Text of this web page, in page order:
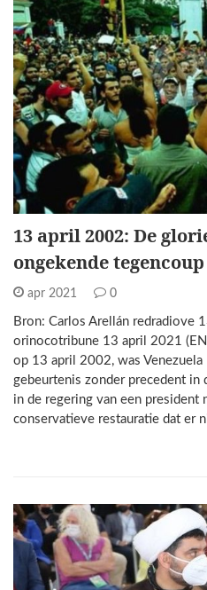
13 april 2002: De
ongekende tegencoup
apr 2021 0
Bron: Carlos Arellán redradiove
orinocotribune 13 april 2021
op 13 april 2002, was
gebeurtenis zonder precedent in
in de regering van een
conservatieve restauratie dat er